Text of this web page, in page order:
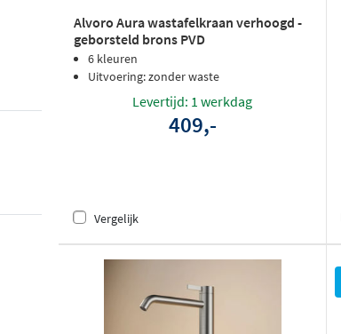
Alvoro Aura wastafelkraan verhoogd -
geborsteld brons PVD
6 kleuren
Uitvoering: zonder waste
Levertijd: 1 werkdag
409,-
Vergelijk